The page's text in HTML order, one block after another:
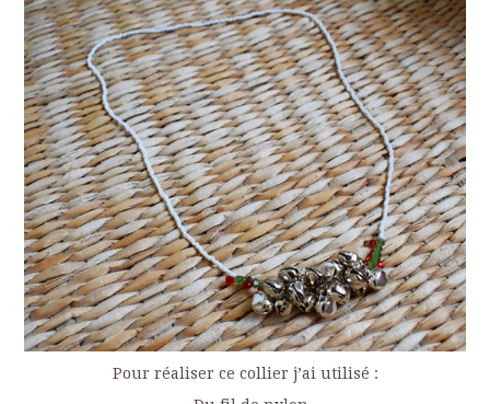
Pour réaliser ce collier j’ai utilisé :